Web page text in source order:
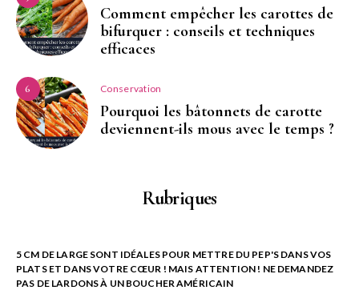
Comment empêcher les carottes de
bifurquer : conseils et techniques
efficaces
6 Conservation
Pourquoi les bâtonnets de carotte
deviennent-ils mous avec le temps ?
Rubriques
5 CM DE LARGE SONT IDÉALES POUR METTRE DU PEP'S DANS VOS
PLATS ET DANS VOTRE CŒUR ! MAIS ATTENTION ! NE DEMANDEZ
PAS DE LARDONS À UN BOUCHER AMÉRICAIN